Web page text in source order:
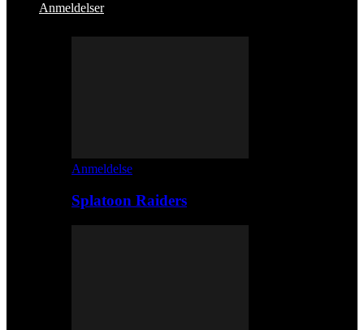
Anmeldelser
Anmeldelse
Splatoon Raiders